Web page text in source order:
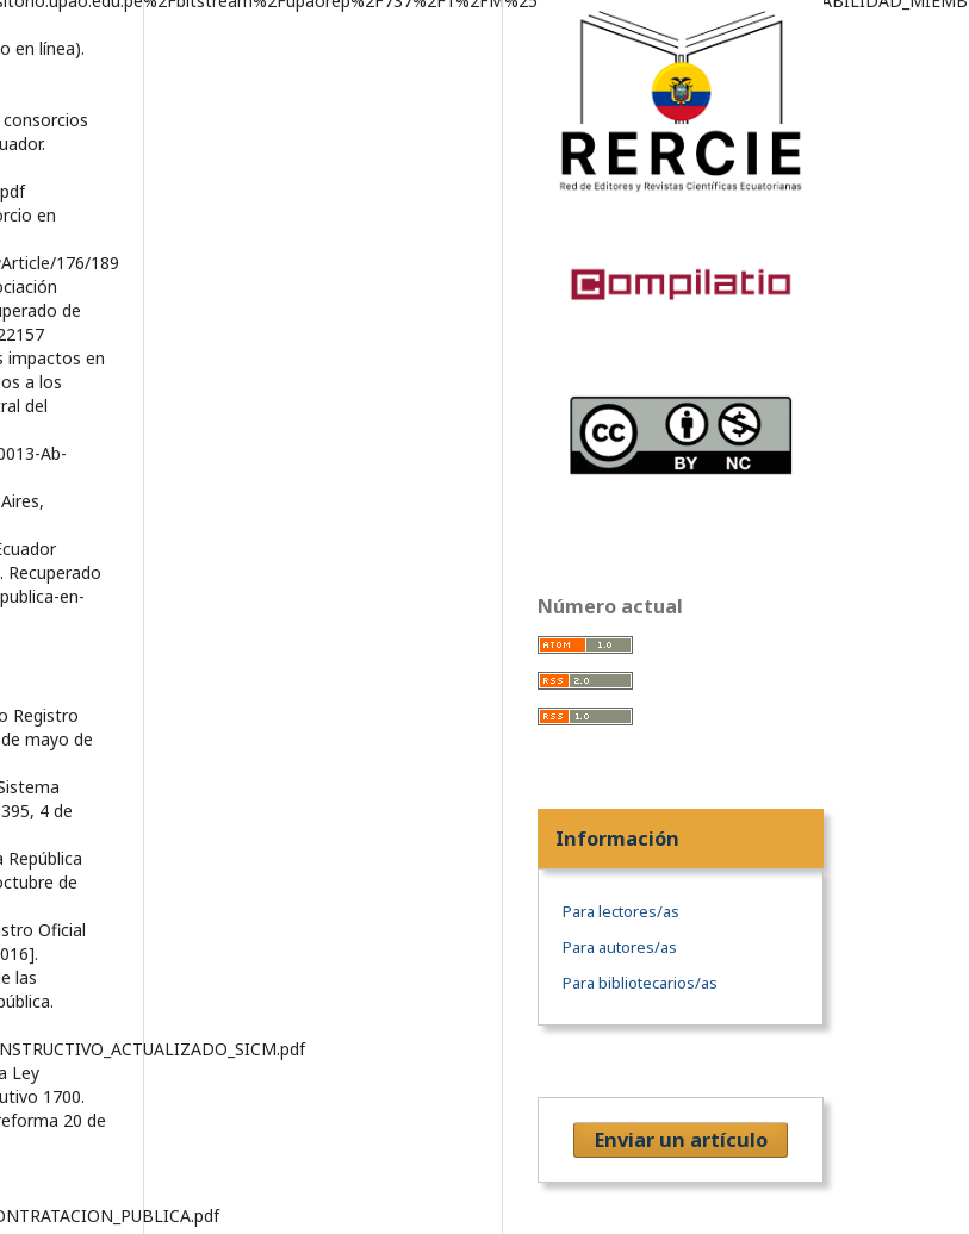
en línea).
en
176/189
de
impactos en
a los
del
Ab-
Recuperado
en-
Registro
mayo de
4 de
de
Oficial
las
Ley
1700.
20 de
Número actual
Información
Para lectores/as
Para autores/as
Para bibliotecarios/as
Enviar un artículo